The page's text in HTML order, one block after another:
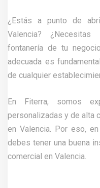
¿Estás a punto de
Valencia?
fontanería de tu
adecuada es
de cualquier
En Fiterra, somos
personalizadas y de alta
en Valencia. Por eso,
debes tener una buena
comercial en Valencia.